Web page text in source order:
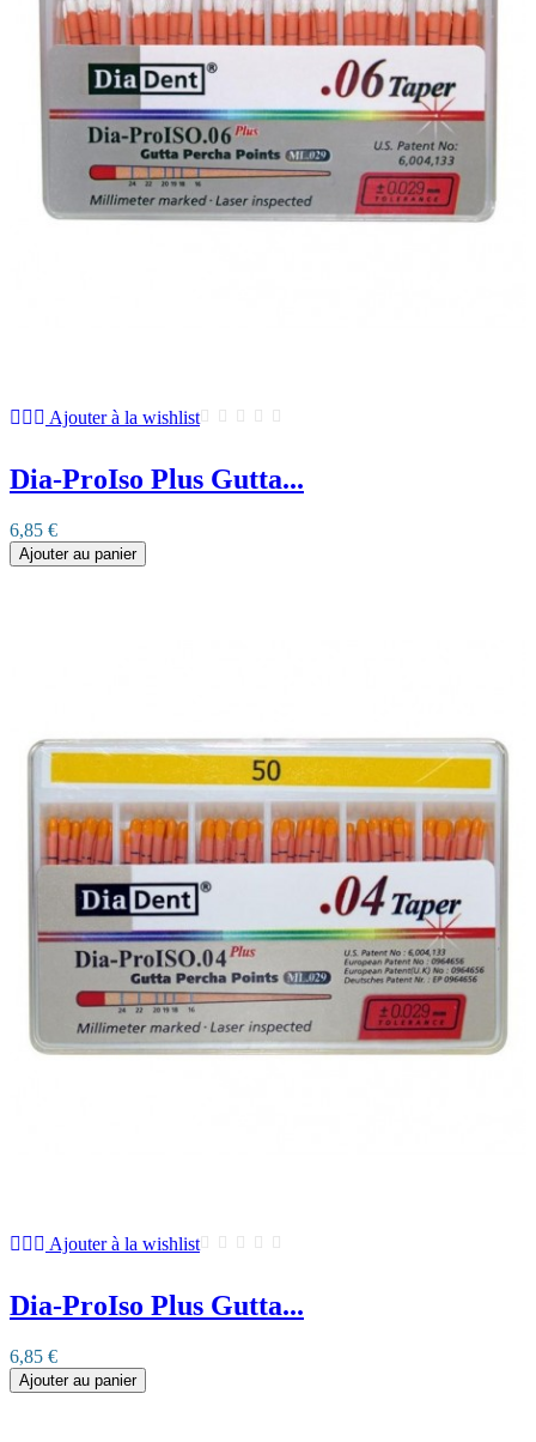
Ajouter à la wishlist
Dia-ProIso Plus Gutta...
6,85 €
Ajouter au panier
Ajouter à la wishlist
Dia-ProIso Plus Gutta...
6,85 €
Ajouter au panier